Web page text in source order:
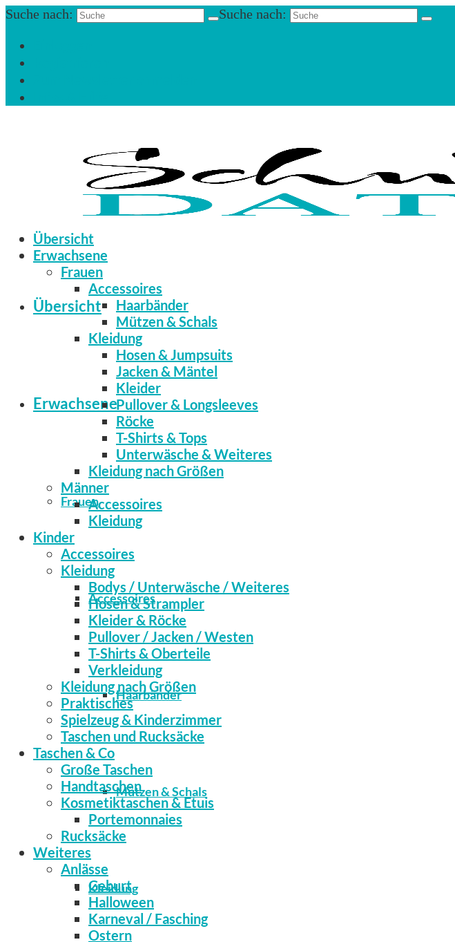
Suche nach: Suche nach:
Übersicht
Erwachsene
Frauen
Accessoires
Haarbänder
Mützen & Schals
Kleidung
Übersicht
Erwachsene
Frauen
Accessoires
Haarbänder
Mützen & Schals
Kleidung
Hosen & Jumpsuits
Jacken & Mäntel
Kleider
Pullover & Longsleeves
Röcke
T-Shirts & Tops
Unterwäsche & Weiteres
Kleidung nach Größen
Männer
Accessoires
Kleidung
Kinder
Accessoires
Kleidung
Bodys / Unterwäsche / Weiteres
Hosen & Strampler
Kleider & Röcke
Pullover / Jacken / Westen
T-Shirts & Oberteile
Verkleidung
Kleidung nach Größen
Praktisches
Spielzeug & Kinderzimmer
Taschen und Rucksäcke
Taschen & Co
Große Taschen
Handtaschen
Kosmetiktaschen & Etuis
Portemonnaies
Rucksäcke
Weiteres
Anlässe
Geburt
Halloween
Karneval / Fasching
Ostern